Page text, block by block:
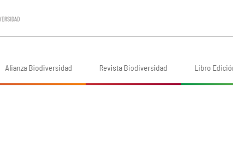
Alianza Biodiversidad Revista Biodiversidad Libro